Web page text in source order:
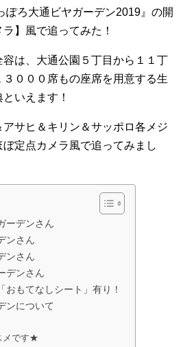
ぽろ大通ビヤガーデン2019』の開
】風で追ってみた！
は、大通公園５丁目から１１丁
０００席もの座席を用意する生
いえます！
サヒ＆キリン＆サッポロ各メジ
定点カメラ風で追ってみまし
ーデンさん
ンさん
ンさん
デンさん
おもてなしシート」有り！
ンについて
メです★